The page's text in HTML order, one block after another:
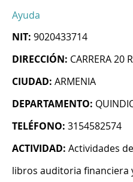
Ayuda
NIT: 9020433714
DIRECCIÓN: CARRERA 20
CIUDAD: ARMENIA
DEPARTAMENTO:
TELÉFONO: 3154582574
ACTIVIDAD: Actividades
libros auditoria financiera